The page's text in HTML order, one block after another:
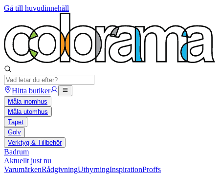
Gå till huvudinnehåll
Hitta butiker
Måla inomhus
Måla utomhus
Tapet
Golv
Verktyg & Tillbehör
Badrum
Aktuellt just nu
VarumärkenRådgivningUthyrningInspirationProffs